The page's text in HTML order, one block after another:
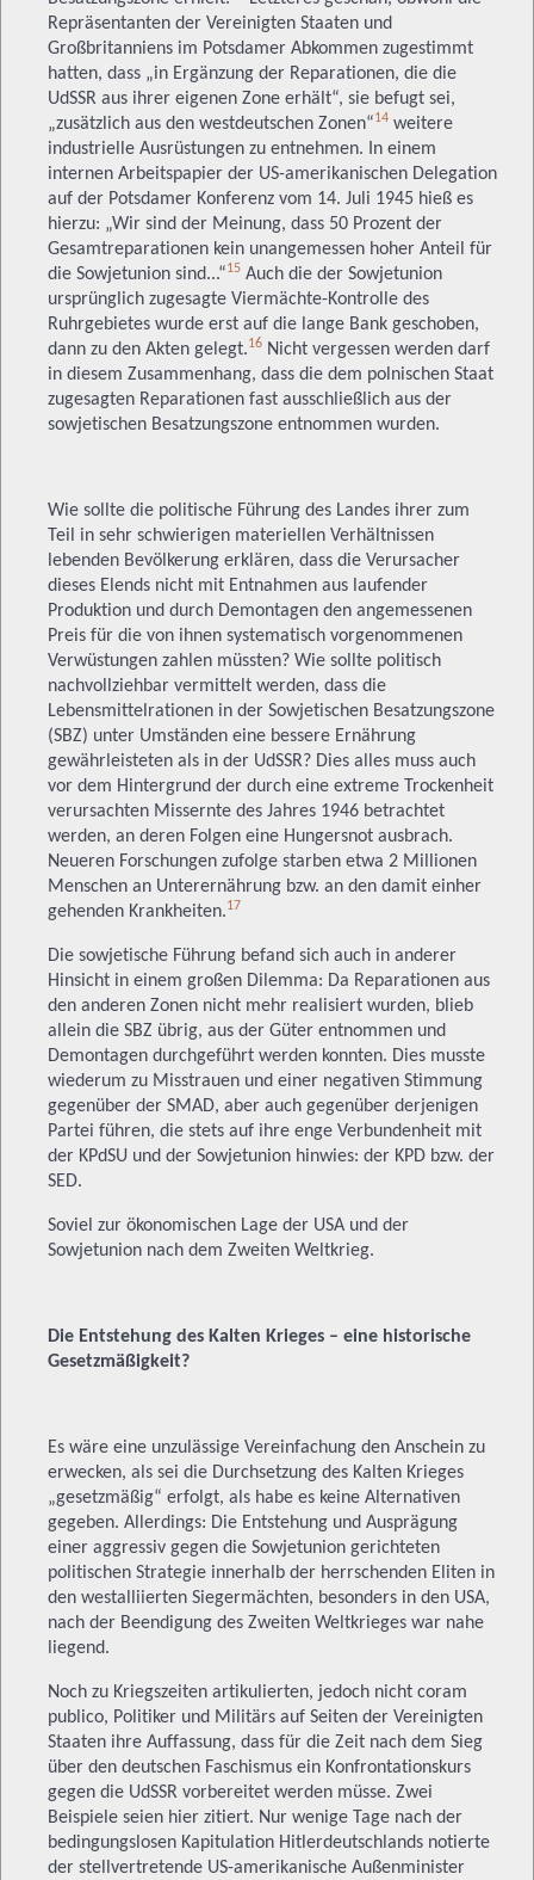
Repräsentanten der Vereinigten Staaten und
Großbritanniens im Potsdamer Abkommen zugestimmt
hatten, dass „in Ergänzung der Reparationen, die die
UdSSR aus ihrer eigenen Zone erhält“, sie befugt sei,
„zusätzlich aus den westdeutschen Zonen“14 weitere
industrielle Ausrüstungen zu entnehmen. In einem
internen Arbeitspapier der US-amerikanischen Delegation
auf der Potsdamer Konferenz vom 14. Juli 1945 hieß es
hierzu: „Wir sind der Meinung, dass 50 Prozent der
Gesamtreparationen kein unangemessen hoher Anteil für
die Sowjetunion sind...“15 Auch die der Sowjetunion
ursprünglich zugesagte Viermächte-Kontrolle des
Ruhrgebietes wurde erst auf die lange Bank geschoben,
dann zu den Akten gelegt.16 Nicht vergessen werden darf
in diesem Zusammenhang, dass die dem polnischen Staat
zugesagten Reparationen fast ausschließlich aus der
sowjetischen Besatzungszone entnommen wurden.
Wie sollte die politische Führung des Landes ihrer zum
Teil in sehr schwierigen materiellen Verhältnissen
lebenden Bevölkerung erklären, dass die Verursacher
dieses Elends nicht mit Entnahmen aus laufender
Produktion und durch Demontagen den angemessenen
Preis für die von ihnen systematisch vorgenommenen
Verwüstungen zahlen müssten? Wie sollte politisch
nachvollziehbar vermittelt werden, dass die
Lebensmittelrationen in der Sowjetischen Besatzungszone
(SBZ) unter Umständen eine bessere Ernährung
gewährleisteten als in der UdSSR? Dies alles muss auch
vor dem Hintergrund der durch eine extreme Trockenheit
verursachten Missernte des Jahres 1946 betrachtet
werden, an deren Folgen eine Hungersnot ausbrach.
Neueren Forschungen zufolge starben etwa 2 Millionen
Menschen an Unterernährung bzw. an den damit einher
gehenden Krankheiten.17
Die sowjetische Führung befand sich auch in anderer
Hinsicht in einem großen Dilemma: Da Reparationen aus
den anderen Zonen nicht mehr realisiert wurden, blieb
allein die SBZ übrig, aus der Güter entnommen und
Demontagen durchgeführt werden konnten. Dies musste
wiederum zu Misstrauen und einer negativen Stimmung
gegenüber der SMAD, aber auch gegenüber derjenigen
Partei führen, die stets auf ihre enge Verbundenheit mit
der KPdSU und der Sowjetunion hinwies: der KPD bzw. der
SED.
Soviel zur ökonomischen Lage der USA und der
Sowjetunion nach dem Zweiten Weltkrieg.
Die Entstehung des Kalten Krieges – eine historische
Gesetzmäßigkeit?
Es wäre eine unzulässige Vereinfachung den Anschein zu
erwecken, als sei die Durchsetzung des Kalten Krieges
„gesetzmäßig“ erfolgt, als habe es keine Alternativen
gegeben. Allerdings: Die Entstehung und Ausprägung
einer aggressiv gegen die Sowjetunion gerichteten
politischen Strategie innerhalb der herrschenden Eliten in
den westalliierten Siegermächten, besonders in den USA,
nach der Beendigung des Zweiten Weltkrieges war nahe
liegend.
Noch zu Kriegszeiten artikulierten, jedoch nicht coram
publico, Politiker und Militärs auf Seiten der Vereinigten
Staaten ihre Auffassung, dass für die Zeit nach dem Sieg
über den deutschen Faschismus ein Konfrontationskurs
gegen die UdSSR vorbereitet werden müsse. Zwei
Beispiele seien hier zitiert. Nur wenige Tage nach der
bedingungslosen Kapitulation Hitlerdeutschlands notierte
der stellvertretende US-amerikanische Außenminister